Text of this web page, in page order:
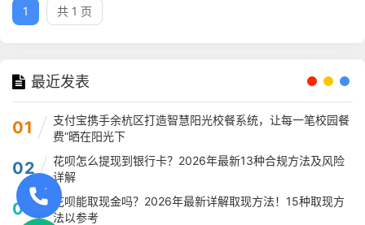
1 共 1 页
最近发表
01
支付宝携手余杭区打造智慧阳光校餐系统，让每一笔校园餐
费“晒在阳光下
02
花呗怎么提现到银行卡？2026年最新13种合规方法及风险
详解
03
花呗能取现金吗？2026年最新详解取现方法！15种取现方
法以参考